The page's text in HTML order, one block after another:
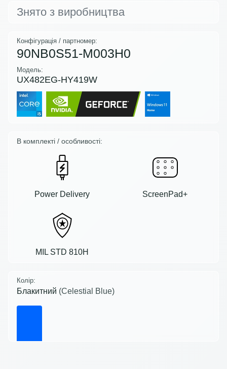
Знято з виробництва
Конфігурація / партномер:
90NB0S51-M003H0
Модель:
UX482EG-HY419W
В комплекті / особливості:
Power Delivery ScreenPad+
MIL STD 810H
Колір:
Блакитний (Celestial Blue)